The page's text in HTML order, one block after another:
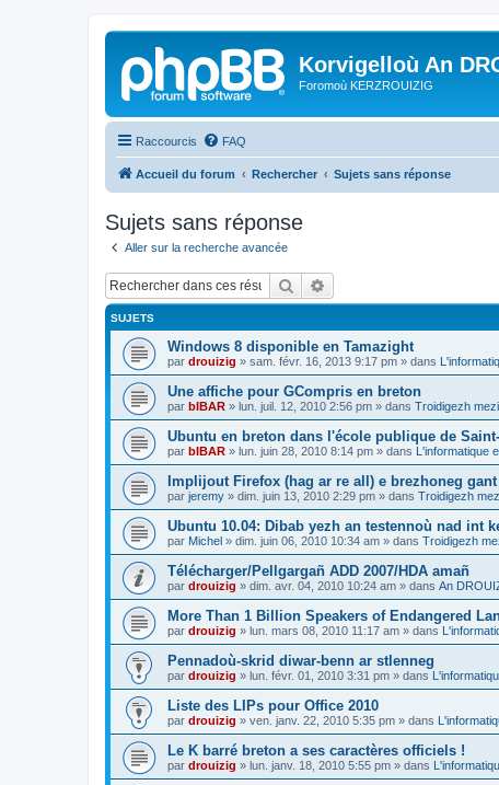
Korvigelloù An
Foromoù KERZROUIZIG
Raccourcis FAQ
Accueil du forum Rechercher Sujets sans réponse
Sujets sans réponse
Aller sur la recherche avancée
Rechercher
SUJETS
Windows 8 disponible en Tamazight
par drouizig » sam. févr. 16, 2013 9:17 pm » dans
Une affiche pour GCompris en breton
par bIBAR » lun. juil. 12, 2010 2:56 pm » dans Troidigezh
Ubuntu en breton dans l'école publique de
par bIBAR » lun. juin 28, 2010 8:14 pm » dans L'informatique
Implijout Firefox (hag ar re all) e brezhoneg
par jeremy » dim. juin 13, 2010 2:29 pm » dans Troidigezh
Ubuntu 10.04: Dibab yezh an testennoù nad int
par Michel » dim. juin 06, 2010 10:34 am » dans Troidigezh
Télécharger/Pellgargañ ADD 2007/HDA amañ
par drouizig » dim. avr. 04, 2010 10:24 am » dans An
More Than 1 Billion Speakers of Endangered
par drouizig » lun. mars 08, 2010 11:17 am » dans
Pennadoù-skrid diwar-benn ar stlenneg
par drouizig » lun. févr. 01, 2010 3:31 pm » dans
Liste des LIPs pour Office 2010
par drouizig » ven. janv. 22, 2010 5:35 pm » dans
Le K barré breton a ses caractères officiels !
par drouizig » lun. janv. 18, 2010 5:55 pm » dans